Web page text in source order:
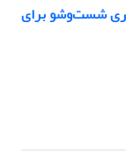
شست‌وشو برای